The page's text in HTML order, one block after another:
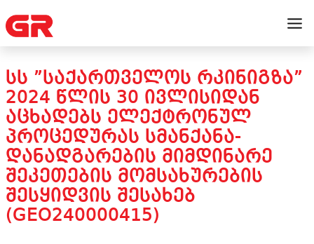
ᲡᲡ ”ᲡᲐᲥᲐᲠᲗᲕᲔᲚᲝᲡ ᲠᲙᲘᲜᲘᲒᲖᲐ”
2024 ᲬᲚᲘᲡ 30 ᲘᲕᲚᲘᲡᲘᲓᲐᲜ
ᲐᲪᲮᲐᲓᲔᲑᲡ ᲔᲚᲔᲥᲢᲠᲝᲜᲣᲚ
ᲞᲠᲝᲪᲔᲓᲣᲠᲐᲡ ᲡᲛᲐᲜᲥᲐᲜᲐ-
ᲓᲐᲜᲐᲓᲒᲐᲠᲔᲑᲘᲡ ᲛᲘᲛᲓᲘᲜᲐᲠᲔ
ᲨᲔᲙᲔᲗᲔᲑᲘᲡ ᲛᲝᲛᲡᲐᲮᲣᲠᲔᲑᲘᲡ
ᲨᲔᲡᲧᲘᲓᲕᲘᲡ ᲨᲔᲡᲐᲮᲔᲑ
(GEO240000415)